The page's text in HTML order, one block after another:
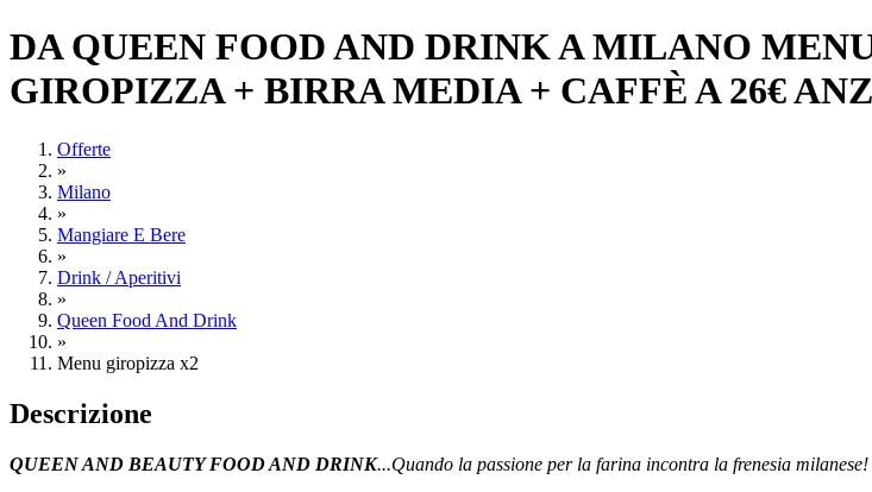
DA QUEEN FOOD AND DRINK A MILANO
GIROPIZZA + BIRRA MEDIA + CAFFÈ A 26€
Offerte
»
Milano
»
Mangiare E Bere
»
Drink / Aperitivi
»
Queen Food And Drink
»
Menu giropizza x2
Descrizione
QUEEN AND BEAUTY FOOD AND DRINK...Quando la passione per la farina incontra la frenesia milanese!